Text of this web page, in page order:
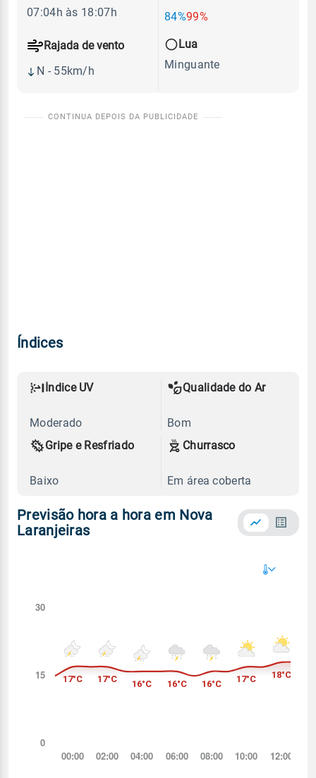
84%99%
Rajada de vento
N - 55km/h
07:04h às 18:07h
Lua
Minguante
Índices
Índice UV
Moderado
Qualidade do Ar
Bom
Gripe e Resfriado
Baixo
Churrasco
Em área coberta
Previsão hora a hora em Nova
Laranjeiras